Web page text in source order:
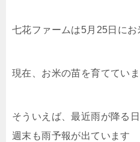
七花ファームは5月25日に
現在、お米の苗を育ててい
そういえば、最近雨が降る
週末も雨予報が出ています